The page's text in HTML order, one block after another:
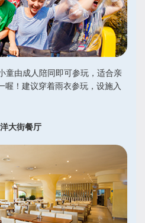
童由成人陪同即可参玩，适合亲
喔！建议穿着雨衣参玩，设施入
大街餐厅